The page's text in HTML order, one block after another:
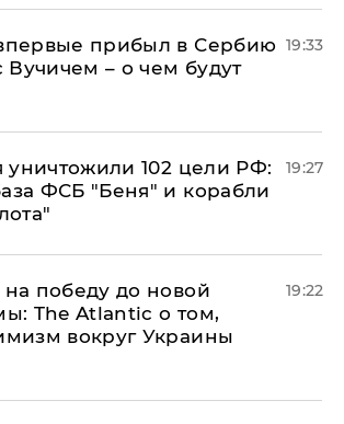
прибыл в Сербию
Вучичем – о чем будут
19:33
уничтожили 102 цели РФ:
ФСБ "Беня" и корабли
19:27
победу до новой
The Atlantic о том,
вокруг Украины
19:22